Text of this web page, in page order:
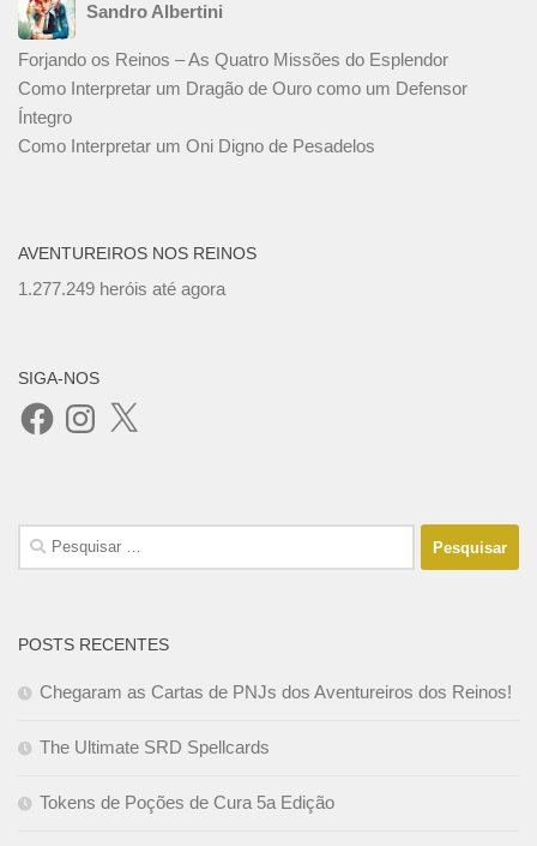
Sandro Albertini
Forjando os Reinos – As Quatro Missões do Esplendor
Como Interpretar um Dragão de Ouro como um Defensor
Íntegro
Como Interpretar um Oni Digno de Pesadelos
AVENTUREIROS NOS REINOS
1.277.249 heróis até agora
SIGA-NOS
FacebookInstagram
X
Pesquisar
por:
POSTS RECENTES
Chegaram as Cartas de PNJs dos Aventureiros dos Reinos!
The Ultimate SRD Spellcards
Tokens de Poções de Cura 5a Edição